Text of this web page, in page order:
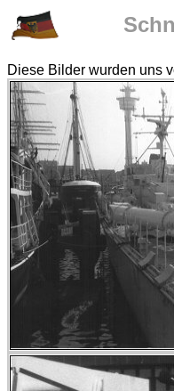
Diese Bilder wurden uns